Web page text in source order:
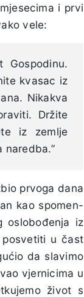
i prvi
vele:
kvasac iz
Nikakva
Držite
iz zemlje
naredba.”
prvoga dana
kao spomen-
oslobođenja iz
u čast
da slavimo
vjernicima u
život s